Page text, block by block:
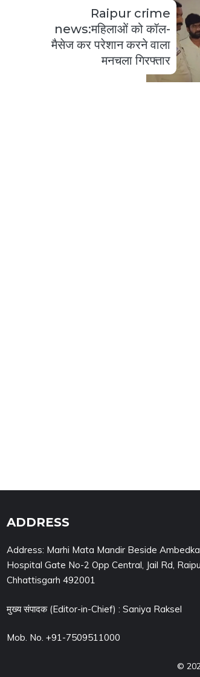
Raipur crime
news:महिलाओं को कॉल-
मैसेज कर परेशान करने वाला
मनचला गिरफ्तार
ADDRESS
Address: Marhi Mata Mandir Beside
Hospital Gate No-2 Opp Central, Jail Rd,
Chhattisgarh 492001
मुख्य संपादक (Editor-in-Chief) : Saniya Raksel
Mob. No. +91-7509511000
©